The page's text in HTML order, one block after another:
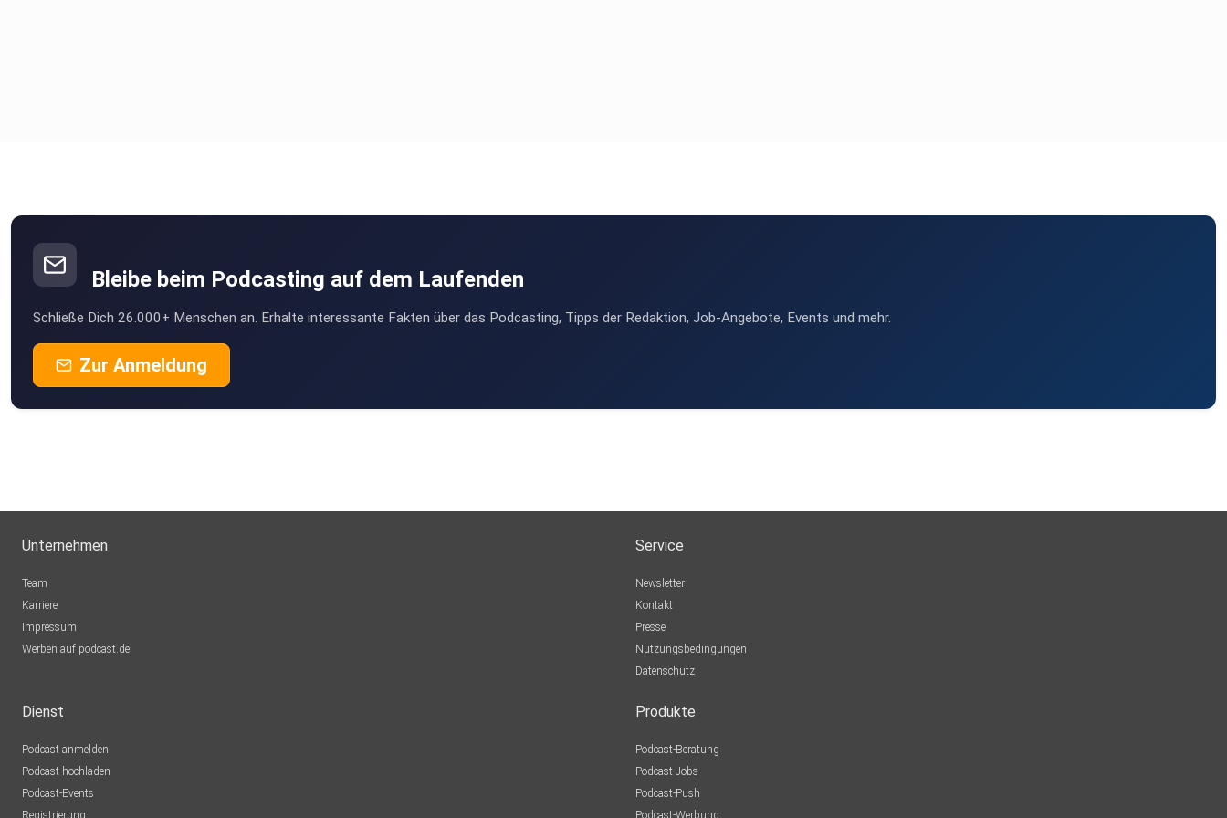
Bleibe beim Podcasting auf dem Laufenden
Schließe Dich 26.000+ Menschen an. Erhalte interessante Fakten über das Podcasting, Tipps der Redaktion, Job-Angebote, Events und mehr.
Zur Anmeldung
Unternehmen
Team
Karriere
Impressum
Werben auf podcast.de
Service
Newsletter
Kontakt
Presse
Nutzungsbedingungen
Datenschutz
Dienst
Podcast anmelden
Podcast hochladen
Podcast-Events
Registrierung
Produkte
Podcast-Beratung
Podcast-Jobs
Podcast-Push
Podcast-Werbung